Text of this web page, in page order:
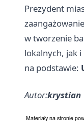
Prezydent
w tworzenie
lokalnych, jak
na podstawie:
Autor:krystian